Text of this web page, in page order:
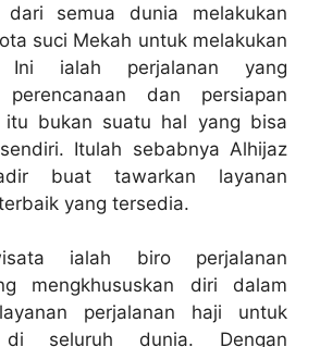
dari semua dunia melakukan
suci Mekah untuk melakukan
ialah perjalanan yang
perencanaan dan persiapan
itu bukan suatu hal yang bisa
Itulah sebabnya Alhijaz
buat tawarkan layanan
yang tersedia.
ialah biro perjalanan
mengkhususkan diri dalam
perjalanan haji untuk
seluruh dunia. Dengan